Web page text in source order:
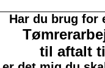
Har du brug for
til aftalt